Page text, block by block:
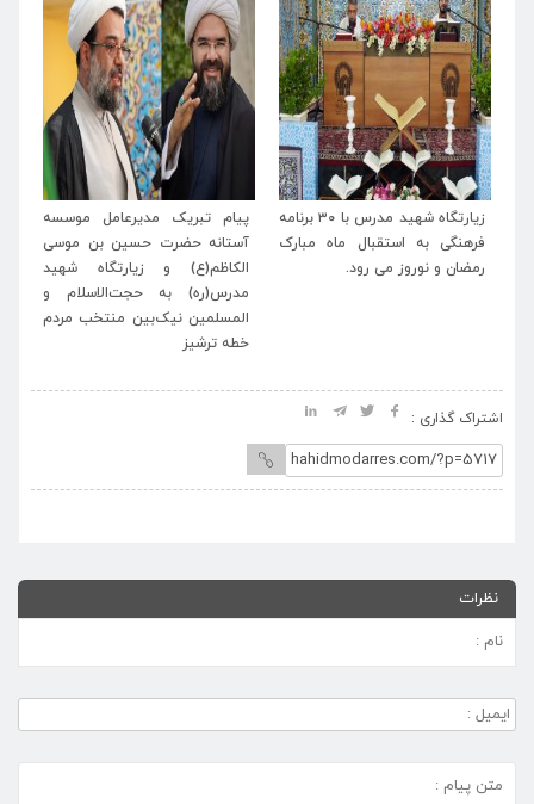
زیارتگاه شهید مدرس با ۳۰ برنامه
فرهنگی به استقبال ماه مبارک
رمضان و نوروز می رود.
پیام تبریک مدیرعامل موسسه
آستانه حضرت حسین بن موسی
الکاظم(ع) و زیارتگاه شهید
مدرس(ره) به حجت‌الاسلام و
المسلمین نیک‌بین منتخب مردم
خطه ترشیز
اشتراک گذاری :
نظرات